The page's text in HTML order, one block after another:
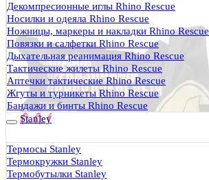
Декомпресионные иглы Rhino Rescue
Носилки и одеяла Rhino Rescue
Ножницы, маркеры и накладки Rhino Rescue
Повязки и салфетки Rhino Rescue
Дыхательная реанимация Rhino Rescue
Тактические жилеты Rhino Rescue
Аптечки тактические Rhino Rescue
Жгуты и турникеты Rhino Rescue
Бандажи и бинты Rhino Rescue
Stanley
Термосы Stanley
Термокружки Stanley
Термобутылки Stanley
0
Тактическая медицина
Еда в дорогу
Термосы Stanley
Фильтры для воды
Оплата и доставка
Гарантия и возврат
Оптовикам
Контакты
Будь Готов.